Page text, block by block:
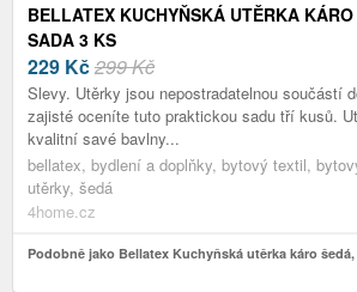
BELLATEX KUCHYŇSKÁ UTĚRKA
SADA 3 KS
229 Kč299 Kč
Slevy. Utěrky jsou nepostradatelnou součástí
zajisté oceníte tuto praktickou sadu tří kusů.
kvalitní savé bavlny...
bellatex, bydlení a doplňky, bytový textil,
utěrky, šedá
4home.cz
Podobně jako Bellatex Kuchyňská utěrka káro šedá,